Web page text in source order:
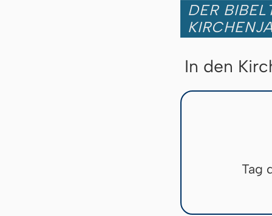
DER
In den
Tag